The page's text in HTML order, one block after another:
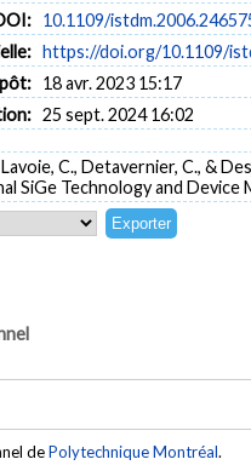
10.1109/
https://doi.org/10.1109/
18 avr. 2023 15:17
25 sept. 2024 16:02
C., Detavernier, C., &
SiGe Technology and Device
dePolytechnique Montréal.